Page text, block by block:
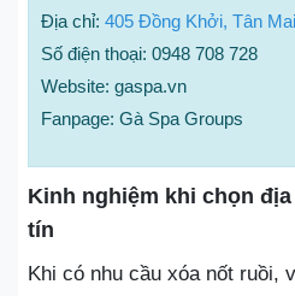
Địa chỉ: 405 Đồng Khởi, Tân
Số điện thoại: 0948 708 728
Website: gaspa.vn
Fanpage: Gà Spa Groups
Kinh nghiệm khi chọn
tín
Khi có nhu cầu xóa nốt ruồi,